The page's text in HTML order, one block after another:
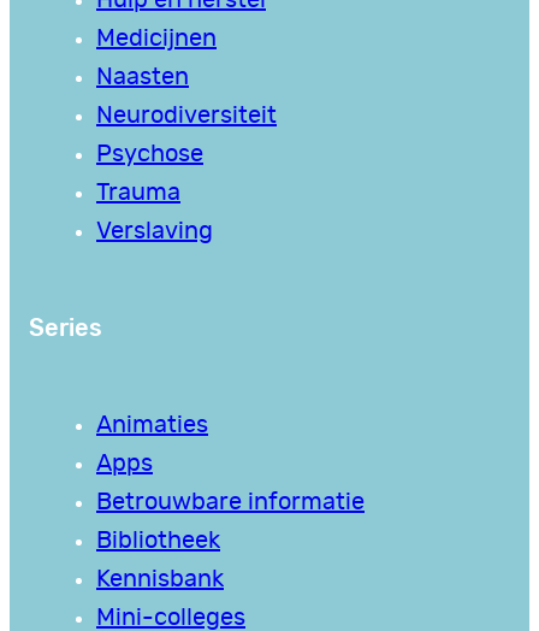
Medicijnen
Naasten
Neurodiversiteit
Psychose
Trauma
Verslaving
Series
Animaties
Apps
Betrouwbare informatie
Bibliotheek
Kennisbank
Mini-colleges